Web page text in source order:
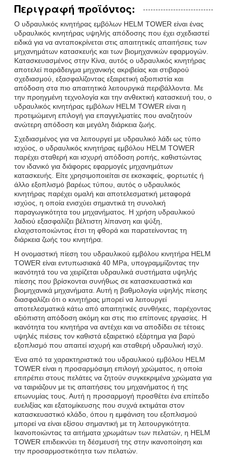
Περιγραφή προϊόντος:
Ο υδραυλικός κινητήρας εμβόλων HELM TOWER είναι ένας
υδραυλικός κινητήρας υψηλής απόδοσης που έχει σχεδιαστεί
ειδικά για να ανταποκρίνεται στις απαιτητικές απαιτήσεις των
μηχανημάτων κατασκευής και των βιομηχανικών εφαρμογών.
Κατασκευασμένος στην Κίνα, αυτός ο υδραυλικός κινητήρας
αποτελεί παράδειγμα μηχανικής ακριβείας και στιβαρού
σχεδιασμού, εξασφαλίζοντας εξαιρετική αξιοπιστία και
απόδοση στα πιο απαιτητικά λειτουργικά περιβάλλοντα. Με
την προηγμένη τεχνολογία και την ανθεκτική κατασκευή του, ο
υδραυλικός κινητήρας εμβόλων HELM TOWER είναι η
προτιμώμενη επιλογή για επαγγελματίες που αναζητούν
ανώτερη απόδοση και μεγάλη διάρκεια ζωής.
Σχεδιασμένος για να λειτουργεί με υδραυλικό λάδι ως τύπο
ισχύος, ο υδραυλικός κινητήρας εμβόλου HELM TOWER
παρέχει σταθερή και ισχυρή απόδοση ροπής, καθιστώντας
τον ιδανικό για διάφορες εφαρμογές μηχανημάτων
κατασκευής. Είτε χρησιμοποιείται σε εκσκαφείς, φορτωτές ή
άλλο εξοπλισμό βαρέως τύπου, αυτός ο υδραυλικός
κινητήρας παρέχει ομαλή και αποτελεσματική μεταφορά
ισχύος, η οποία ενισχύει σημαντικά τη συνολική
παραγωγικότητα του μηχανήματος. Η χρήση υδραυλικού
λαδιού εξασφαλίζει βέλτιστη λίπανση και ψύξη,
ελαχιστοποιώντας έτσι τη φθορά και παρατείνοντας τη
διάρκεια ζωής του κινητήρα.
Η ονομαστική πίεση του υδραυλικού εμβόλου κινητήρα HELM
TOWER είναι εντυπωσιακά 40 MPa, υπογραμμίζοντας την
ικανότητά του να χειρίζεται υδραυλικά συστήματα υψηλής
πίεσης που βρίσκονται συνήθως σε κατασκευαστικά και
βιομηχανικά μηχανήματα. Αυτή η βαθμολογία υψηλής πίεσης
διασφαλίζει ότι ο κινητήρας μπορεί να λειτουργεί
αποτελεσματικά κάτω από απαιτητικές συνθήκες, παρέχοντας
αξιόπιστη απόδοση ακόμη και στις πιο επίπονες εργασίες. Η
ικανότητα του κινητήρα να αντέχει και να αποδίδει σε τέτοιες
υψηλές πιέσεις τον καθιστά εξαιρετικό εξάρτημα για βαρύ
εξοπλισμό που απαιτεί ισχυρή και σταθερή υδραυλική ισχύ.
Ένα από τα χαρακτηριστικά του υδραυλικού εμβόλου HELM
TOWER είναι η προσαρμόσιμη επιλογή χρώματος, η οποία
επιτρέπει στους πελάτες να ζητούν συγκεκριμένα χρώματα για
να ταιριάζουν με τις απαιτήσεις του μηχανήματος ή της
επωνυμίας τους. Αυτή η προσαρμογή προσθέτει ένα επίπεδο
ευελιξίας και εξατομίκευσης που συχνά εκτιμάται στον
κατασκευαστικό κλάδο, όπου η εμφάνιση του εξοπλισμού
μπορεί να είναι εξίσου σημαντική με τη λειτουργικότητα.
Ικανοποιώντας τα αιτήματα χρωμάτων των πελατών, η HELM
TOWER επιδεικνύει τη δέσμευσή της στην ικανοποίηση και
την προσαρμοστικότητα των πελατών.